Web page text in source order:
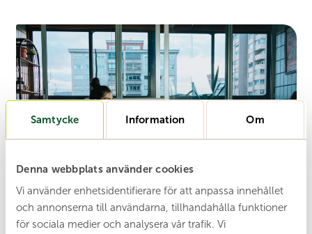
Samtycke Information Om
Denna webbplats använder cookies
Vi använder enhetsidentifierare för att anpassa innehållet
och annonserna till användarna, tillhandahålla funktioner
för sociala medier och analysera vår trafik. Vi